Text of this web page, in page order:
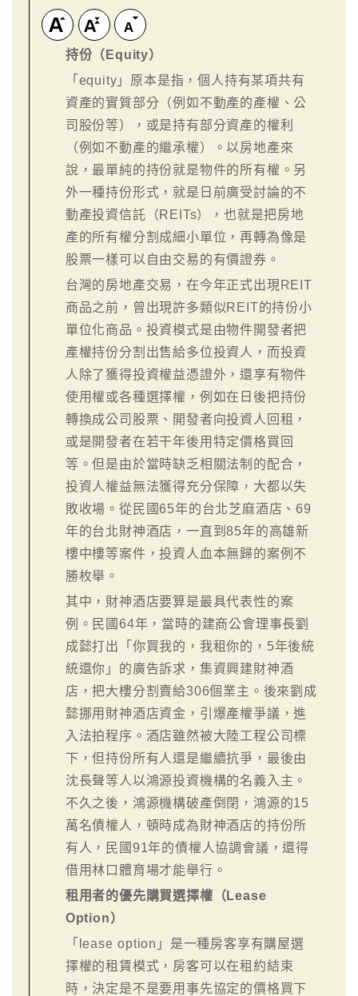
持份（Equity）
「equity」原本是指，個人持有某項共有
資產的實質部分（例如不動產的產權、公
司股份等），或是持有部分資產的權利
（例如不動產的繼承權）。以房地產來
說，最單純的持份就是物件的所有權。另
外一種持份形式，就是日前廣受討論的不
動產投資信託（REITs），也就是把房地
產的所有權分割成細小單位，再轉為像是
股票一樣可以自由交易的有價證券。
台灣的房地產交易，在今年正式出現REIT
商品之前，曾出現許多類似REIT的持份小
單位化商品。投資模式是由物件開發者把
產權持份分割出售給多位投資人，而投資
人除了獲得投資權益憑證外，還享有物件
使用權或各種選擇權，例如在日後把持份
轉換成公司股票、開發者向投資人回租，
或是開發者在若干年後用特定價格買回
等。但是由於當時缺乏相關法制的配合，
投資人權益無法獲得充分保障，大都以失
敗收場。從民國65年的台北芝麻酒店、69
年的台北財神酒店，一直到85年的高雄新
樓中樓等案件，投資人血本無歸的案例不
勝枚舉。
其中，財神酒店要算是最具代表性的案
例。民國64年，當時的建商公會理事長劉
成懿打出「你買我的，我租你的，5年後統
統還你」的廣告訴求，集資興建財神酒
店，把大樓分割賣給306個業主。後來劉成
懿挪用財神酒店資金，引爆產權爭議，進
入法拍程序。酒店雖然被大陸工程公司標
下，但持份所有人還是繼續抗爭，最後由
沈長聲等人以鴻源投資機構的名義入主。
不久之後，鴻源機構破產倒閉，鴻源的15
萬名債權人，頓時成為財神酒店的持份所
有人，民國91年的債權人協調會議，還得
借用林口體育場才能舉行。
租用者的優先購買選擇權（Lease
Option）
「lease option」是一種房客享有購屋選
擇權的租賃模式，房客可以在租約結束
時，決定是不是要用事先協定的價格買下